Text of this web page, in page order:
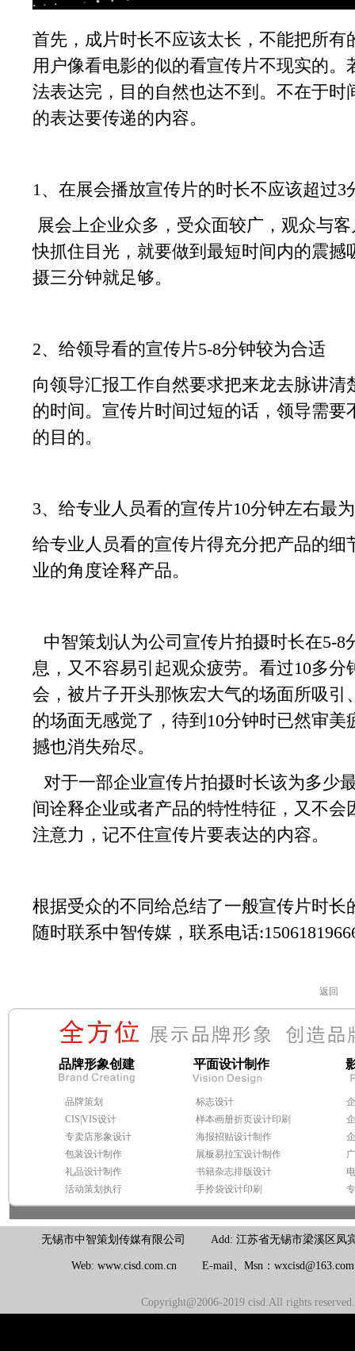
首先，成片时长不应该太长，不能把所
用户像看电影的似的看宣传片不现实的
法表达完，目的自然也达不到。不在于
的表达要传递的内容。
1、在展会播放宣传片的时长不应该超过3
展会上企业众多，受众面较广，观众与
快抓住目光，就要做到最短时间内的震
摄三分钟就足够。
2、给领导看的宣传片5-8分钟较为合适
向领导汇报工作自然要求把来龙去脉讲
的时间。宣传片时间过短的话，领导需
的目的。
3、给专业人员看的宣传片10分钟左右最
给专业人员看的宣传片得充分把产品的
业的角度诠释产品。
中智策划认为公司宣传片拍摄时长在5-8
息，又不容易引起观众疲劳。看过10多
会，被片子开头那恢宏大气的场面所吸
的场面无感觉了，待到10分钟时已然审
撼也消失殆尽。
对于一部企业宣传片拍摄时长该为多少
间诠释企业或者产品的特性特征，又不
注意力，记不住宣传片要表达的内容。
根据受众的不同给总结了一般宣传片时长
随时联系中智传媒， 联系电话:
返回
品牌形象创建 平面设计制作
品牌策划
CIS|VIS设计
专卖店形象设计
包装设计制作
礼品设计制作
活动策划执行
标志设计
样本画册折页设计印刷
海报招贴设计制作
展板易拉宝设计制作
书籍杂志排版设计
手拎袋设计印刷
无锡市中智策划传媒有限公司 Add: 江苏省无锡市梁溪区凤
Web: www.cisd.com.cn E-mail、Msn：
Copyright@2006-2019 cisd.All rights